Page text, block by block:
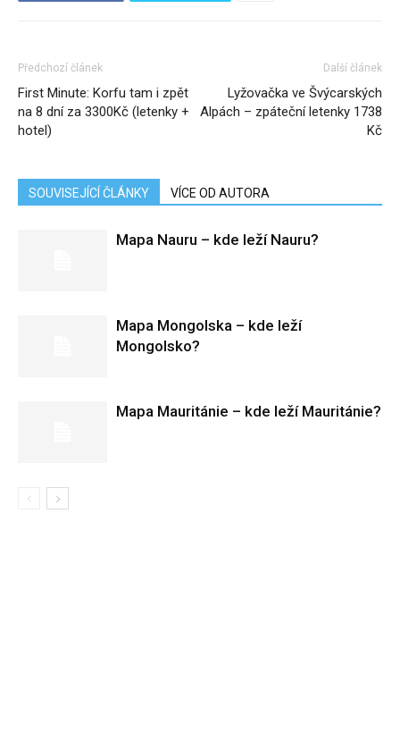
Předchozí článek
First Minute: Korfu tam i zpět
na 8 dní za 3300Kč (letenky +
hotel)
Další článek
Lyžovačka ve Švýcarských
Alpách – zpáteční letenky 1738
Kč
SOUVISEJÍCÍ ČLÁNKY VÍCE OD AUTORA
Mapa Nauru – kde leží Nauru?
Mapa Mongolska – kde leží
Mongolsko?
Mapa Mauritánie – kde leží Mauritánie?